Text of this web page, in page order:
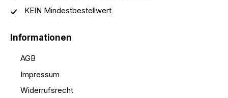
KEIN Mindestbestellwert
Informationen
AGB
Impressum
Widerrufsrecht